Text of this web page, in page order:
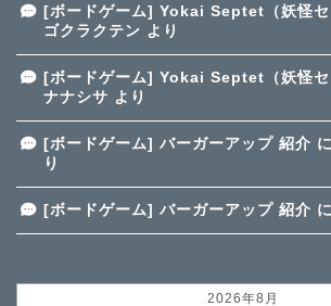
[ボードゲーム] Yokai Septet（妖怪セ
ゴクラクテン より
[ボードゲーム] Yokai Septet（妖怪セ
ナナシサ より
[ボードゲーム] バーガーアップ 紹介 に
り
[ボードゲーム] バーガーアップ 紹介 に
2026年8月